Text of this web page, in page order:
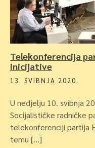
Telekonferencija
inicijative
13. SVIBNJA 2020.
U nedjelju 10. svibnja
Socijalističke radničke
telekonferenciji partija
temu […]